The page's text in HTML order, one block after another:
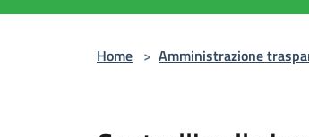
Home > Amministrazione